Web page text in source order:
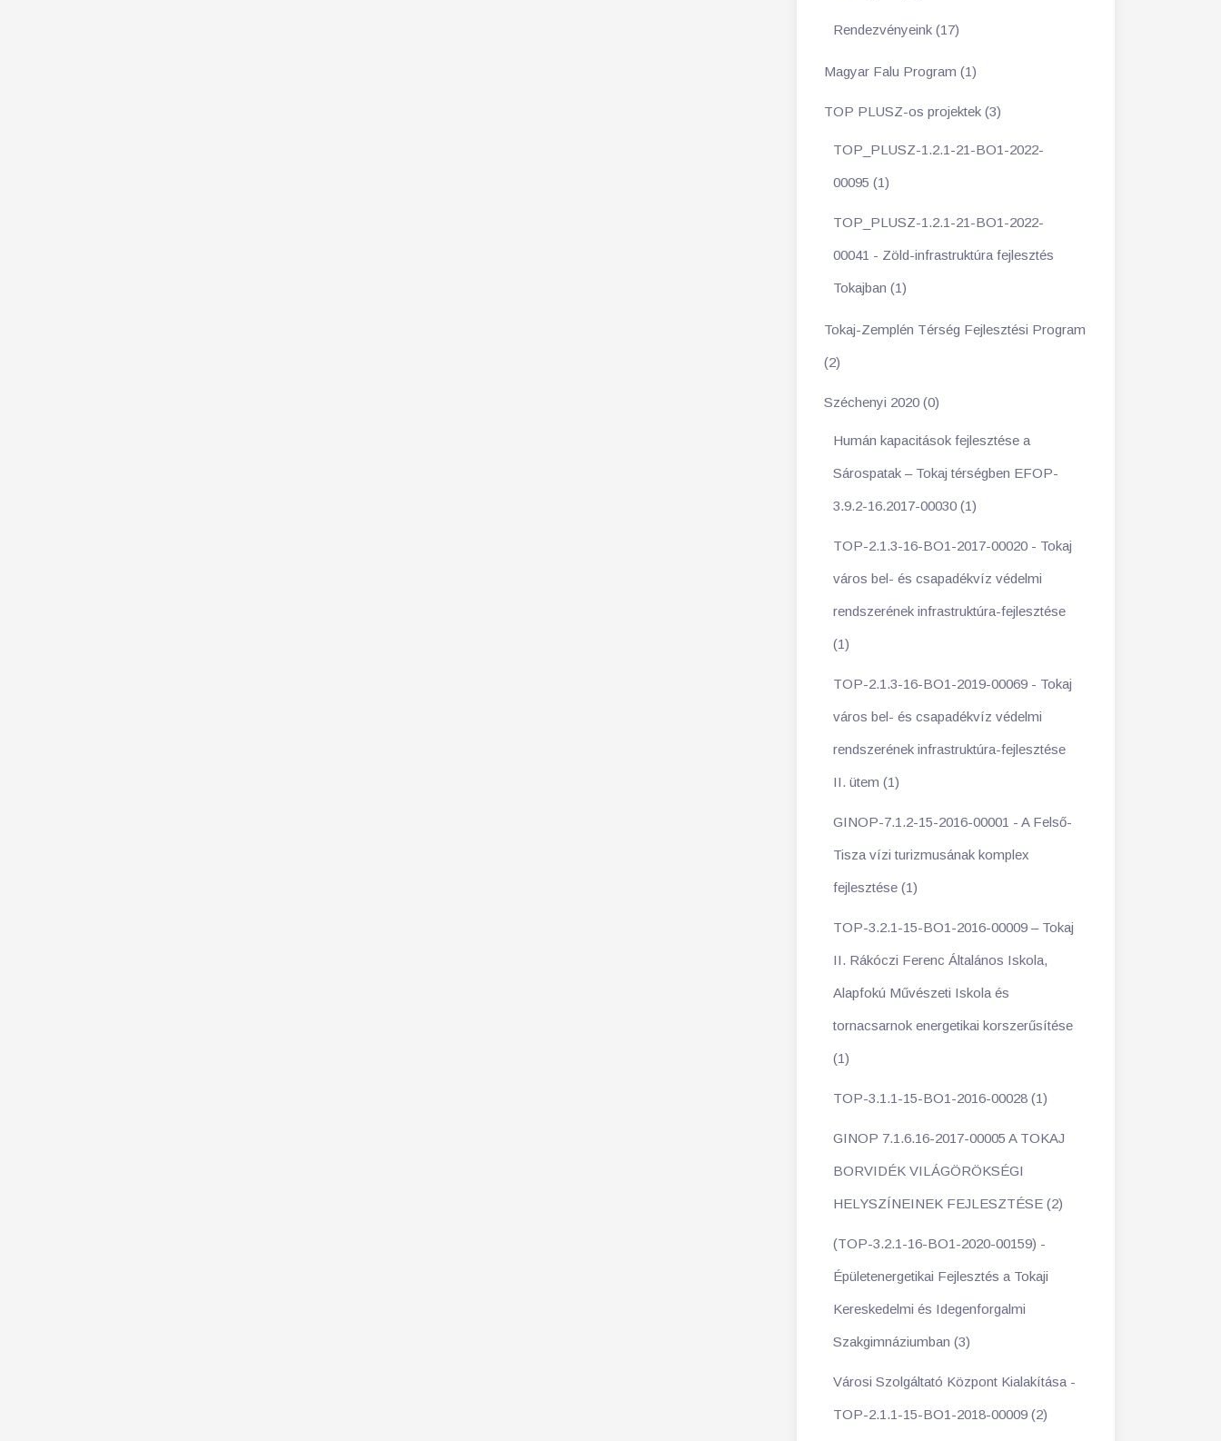
Rendezvényeink (17)
Magyar Falu Program (1)
TOP PLUSZ-os projektek (3)
TOP_PLUSZ-1.2.1-21-BO1-2022-
00095 (1)
TOP_PLUSZ-1.2.1-21-BO1-2022-
00041 - Zöld-infrastruktúra fejlesztés
Tokajban (1)
Tokaj-Zemplén Térség Fejlesztési Program
(2)
Széchenyi 2020 (0)
Humán kapacitások fejlesztése a
Sárospatak – Tokaj térségben EFOP-
3.9.2-16.2017-00030 (1)
TOP-2.1.3-16-BO1-2017-00020 - Tokaj
város bel- és csapadékvíz védelmi
rendszerének infrastruktúra-fejlesztése
(1)
TOP-2.1.3-16-BO1-2019-00069 - Tokaj
város bel- és csapadékvíz védelmi
rendszerének infrastruktúra-fejlesztése
II. ütem (1)
GINOP-7.1.2-15-2016-00001 - A Felső-
Tisza vízi turizmusának komplex
fejlesztése (1)
TOP-3.2.1-15-BO1-2016-00009 – Tokaj
II. Rákóczi Ferenc Általános Iskola,
Alapfokú Művészeti Iskola és
tornacsarnok energetikai korszerűsítése
(1)
TOP-3.1.1-15-BO1-2016-00028 (1)
GINOP 7.1.6.16-2017-00005 A TOKAJ
BORVIDÉK VILÁGÖRÖKSÉGI
HELYSZÍNEINEK FEJLESZTÉSE (2)
(TOP-3.2.1-16-BO1-2020-00159) -
Épületenergetikai Fejlesztés a Tokaji
Kereskedelmi és Idegenforgalmi
Szakgimnáziumban (3)
Városi Szolgáltató Központ Kialakítása -
TOP-2.1.1-15-BO1-2018-00009 (2)